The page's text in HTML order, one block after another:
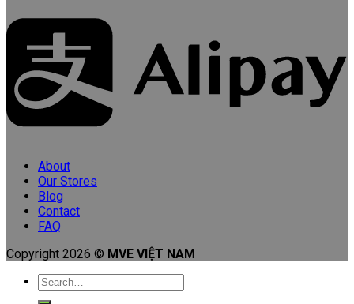
About
Our Stores
Blog
Contact
FAQ
Copyright 2026 © MVE VIỆT NAM
Search
for: